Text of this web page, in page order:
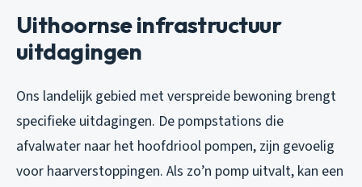
Uithoornse infrastructuur
uitdagingen
Ons landelijk gebied met verspreide bewoning brengt
specifieke uitdagingen. De pompstations die
afvalwater naar het hoofdriool pompen, zijn gevoelig
voor haarverstoppingen. Als zo’n pomp uitvalt, kan een